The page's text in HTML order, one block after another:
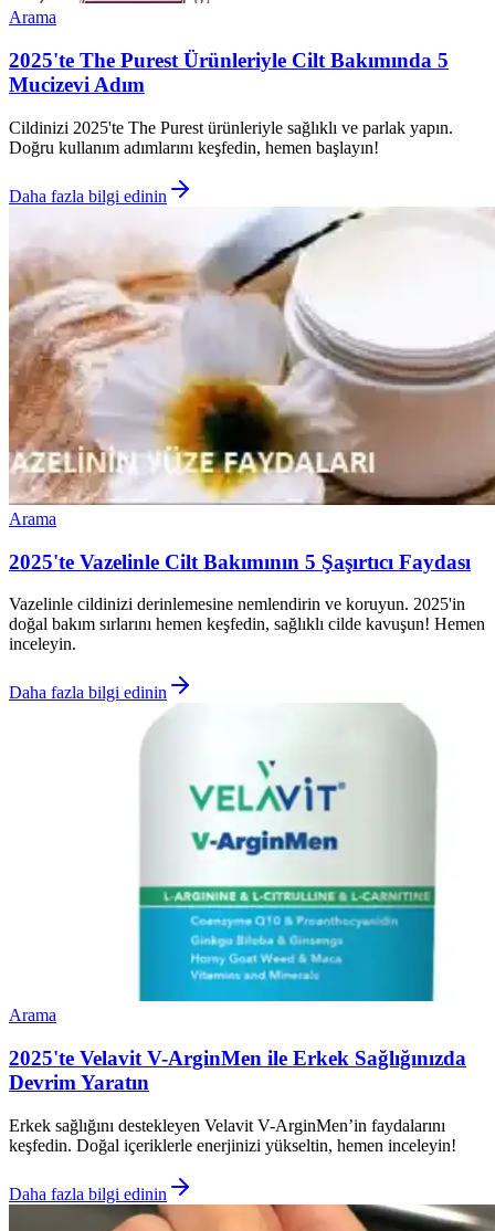
Arama
2025'te The Purest Ürünleriyle Cilt Bakımında 5
Mucizevi Adım
Cildinizi 2025'te The Purest ürünleriyle sağlıklı ve parlak yapın.
Doğru kullanım adımlarını keşfedin, hemen başlayın!
Daha fazla bilgi edinin
Arama
2025'te Vazelinle Cilt Bakımının 5 Şaşırtıcı Faydası
Vazelinle cildinizi derinlemesine nemlendirin ve koruyun. 2025'in
doğal bakım sırlarını hemen keşfedin, sağlıklı cilde kavuşun! Hemen
inceleyin.
Daha fazla bilgi edinin
Arama
2025'te Velavit V-ArginMen ile Erkek Sağlığınızda
Devrim Yaratın
Erkek sağlığını destekleyen Velavit V-ArginMen’in faydalarını
keşfedin. Doğal içeriklerle enerjinizi yükseltin, hemen inceleyin!
Daha fazla bilgi edinin